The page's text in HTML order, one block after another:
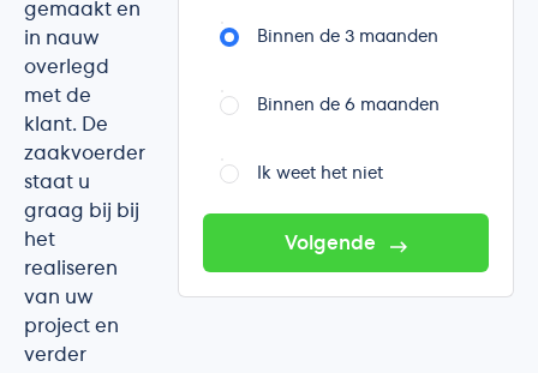
gemaakt en
in nauw
overlegd
met de
klant. De
zaakvoerder
staat u
graag bij bij
het
realiseren
van uw
project en
verder
Binnen de 3 maanden
Binnen de 6 maanden
Ik weet het niet
Volgende